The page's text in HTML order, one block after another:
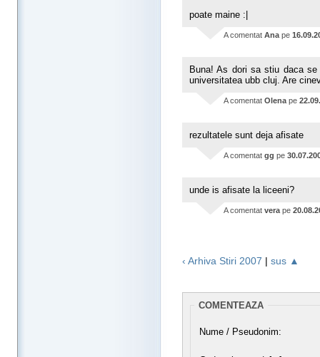
poate maine :|
A comentat Ana pe
Buna! As dori sa stiu daca
universitatea ubb cluj. Are
A comentat Olena pe
rezultatele sunt deja afisate
A comentat gg pe
unde is afisate la liceeni?
A comentat vera pe
‹ Arhiva Stiri 2007 | sus ▲
COMENTEAZA
Nume / Pseudonim: